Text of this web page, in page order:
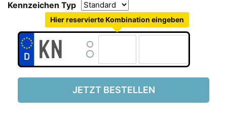
Kennzeichen Typ
Hier reservierte Kombination eingeben
JETZT BESTELLEN